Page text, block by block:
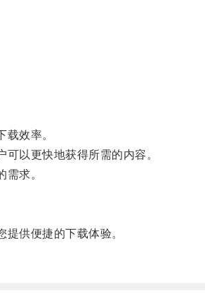
效率。
以更快地获得所需的内容。
求。
供便捷的下载体验。